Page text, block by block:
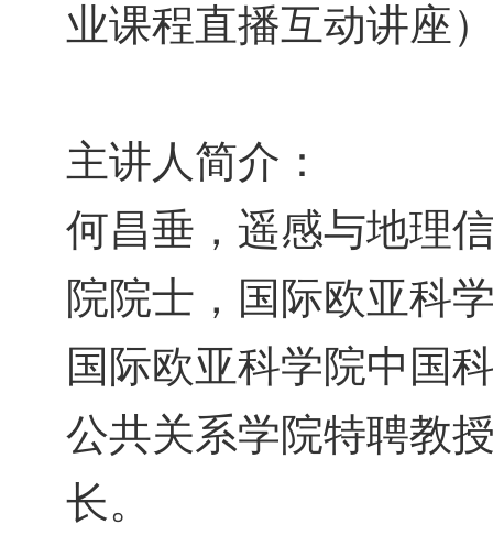
业课程直播互动讲座
主讲人简介：
何昌垂 ， 遥感与地理
院院士，国际欧亚科
国际欧亚科学院中国
公共关系学院特聘教
长。